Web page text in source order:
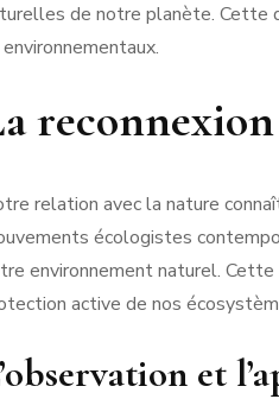
de notre planète. Cette
reconnexion
relation avec la nature
écologistes
environnement naturel. Cette
active de nos
et